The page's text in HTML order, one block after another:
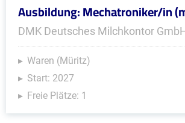
Ausbildung: Mechatroniker/in
DMK Deutsches Milchkontor
Waren (Müritz)
Start: 2027
Freie Plätze: 1